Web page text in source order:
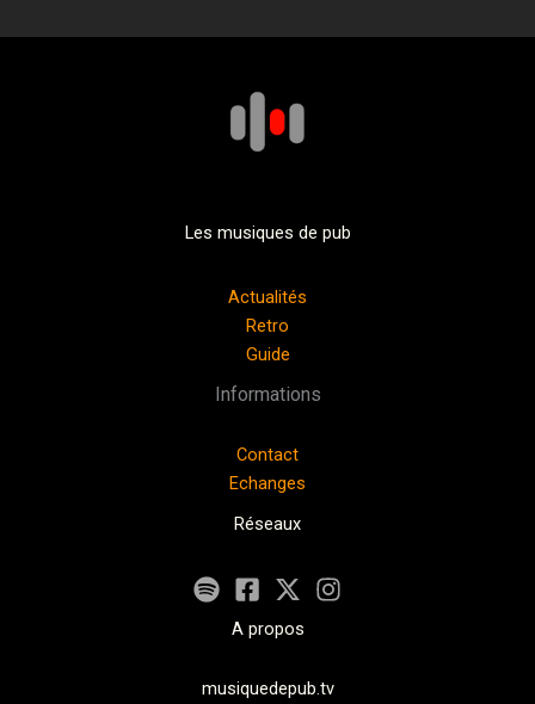
Les musiques de pub
Actualités
Retro
Guide
Informations
Contact
Echanges
Réseaux
A propos
musiquedepub.tv